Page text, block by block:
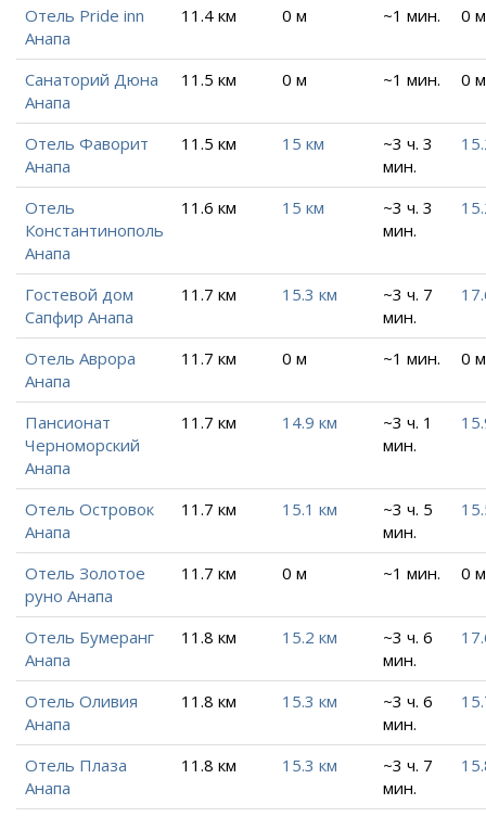
Отель Pride inn
Анапа
11.4 км 0 м ~1 мин. 0 м
Санаторий Дюна
Анапа
11.5 км 0 м ~1 мин. 0 м
Отель Фаворит
Анапа
11.5 км 15 км
~3 ч. 3
мин.
Отель
Константинополь
Анапа
11.6 км 15 км
~3 ч. 3
мин.
Гостевой дом
Сапфир Анапа
11.7 км 15.3 км
~3 ч. 7
мин.
Отель Аврора
Анапа
11.7 км 0 м ~1 мин. 0 м
Пансионат
Черноморский
Анапа
11.7 км 14.9 км
~3 ч. 1
мин.
Отель Островок
Анапа
11.7 км 15.1 км
~3 ч. 5
мин.
Отель Золотое
руно Анапа
11.7 км 0 м ~1 мин. 0 м
Отель Бумеранг
Анапа
11.8 км 15.2 км
~3 ч. 6
мин.
Отель Оливия
Анапа
11.8 км 15.3 км
~3 ч. 6
мин.
Отель Плаза
Анапа
11.8 км 15.3 км
~3 ч. 7
мин.